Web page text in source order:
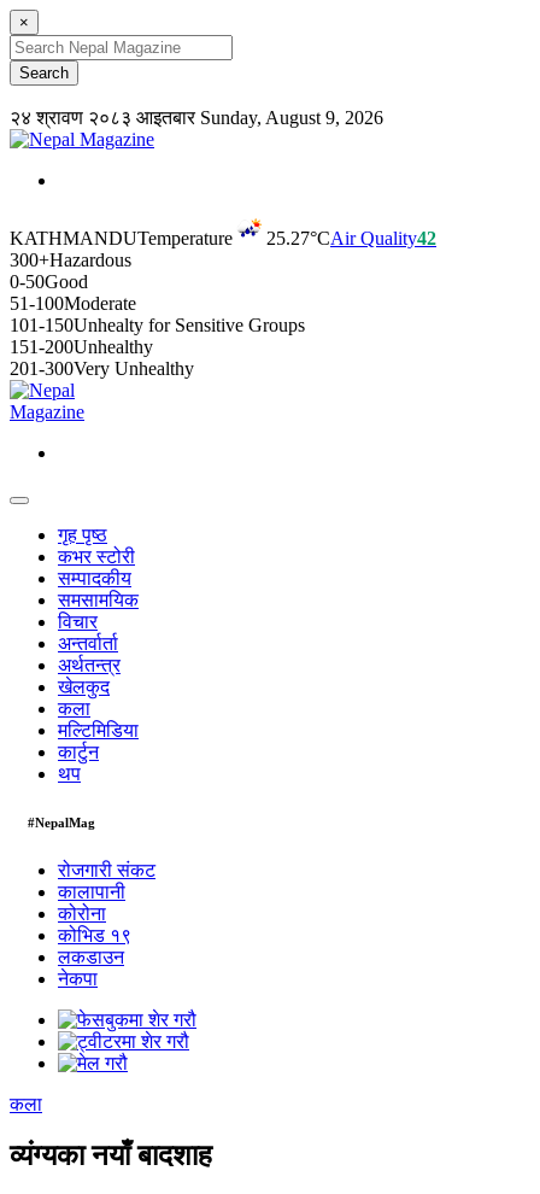
×
२४ श्रावण २०८३ आइतबारSunday, August 9, 2026
KATHMANDUTemperature 25.27°CAir Quality42
300+Hazardous
0-50Good
51-100Moderate
101-150Unhealty for Sensitive Groups
151-200Unhealthy
201-300Very Unhealthy
गृह पृष्ठ
कभर स्टोरी
सम्पादकीय
समसामयिक
विचार
अन्तर्वार्ता
अर्थतन्त्र
खेलकुद
कला
मल्टिमिडिया
कार्टुन
थप
#NepalMag
रोजगारी संकट
कालापानी
कोरोना
कोभिड १९
लकडाउन
नेकपा
कला
व्यंग्यका नयाँ बादशाह